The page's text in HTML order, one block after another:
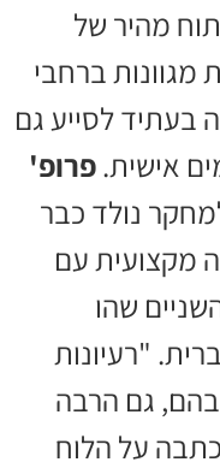
מהיר של
מגוונות ברחבי
בעתיד לסייע גם
אישית.פרופ'
נולד כבר
מקצועית עם
שהו
"רעיונות
בהם, גם הרבה
על הלוח